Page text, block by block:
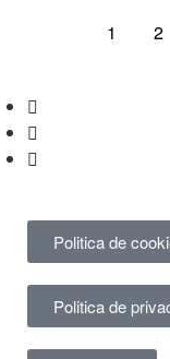
1 2
Politica de
Politica de